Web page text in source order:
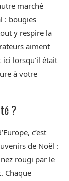
marché
: bougies
y respire la
aiment
lorsqu’il était
à votre
?
c’est
de Noël :
rougi par le
Chaque